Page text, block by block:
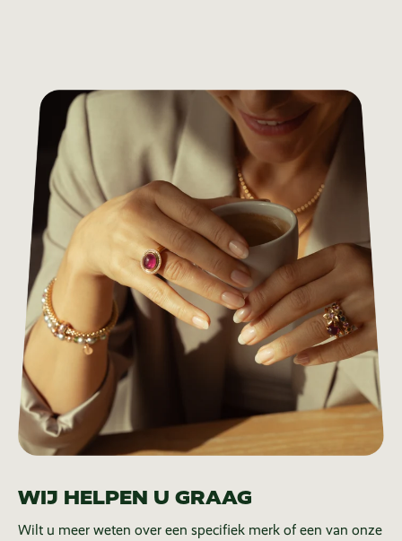
WIJ HELPEN U GRAAG
Wilt u meer weten over een specifiek merk of een van onze